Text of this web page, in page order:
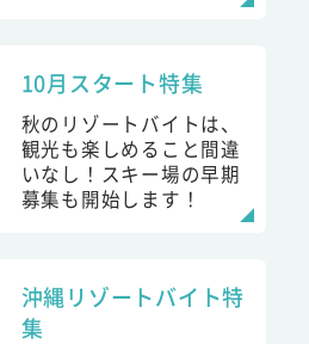
10月スタート特集
秋のリゾートバイトは、
観光も楽しめること間違
いなし！スキー場の早期
募集も開始します！
沖縄リゾートバイト特
集